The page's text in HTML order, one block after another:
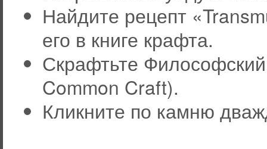
Найдите рецепт
его в книге крафта.
Скрафтьте
Common Craft).
Кликните по камню